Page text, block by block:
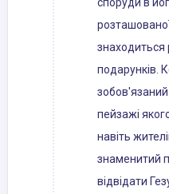
споруди в
знаходиться
подарунків.
зобов'язаний
пейзажі
навіть
знаменитий
відвідати